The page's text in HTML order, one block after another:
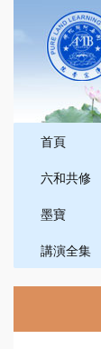
首頁
六和共修
墨寶
講演全集